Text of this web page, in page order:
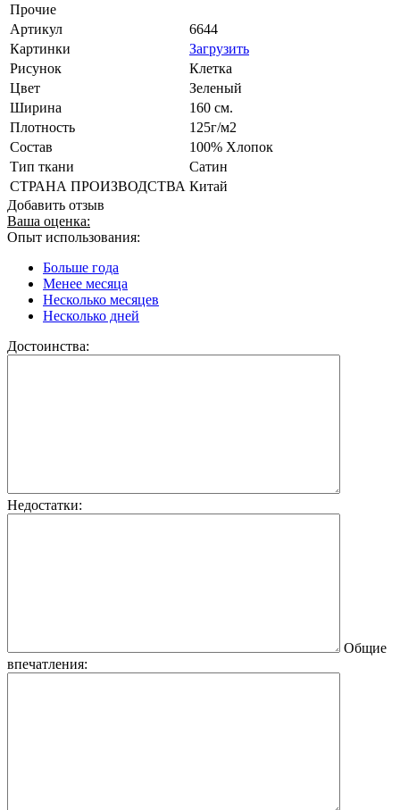
Прочие
Артикул
6644
Картинки
Загрузить
Рисунок
Клетка
Цвет
Зеленый
Ширина
160 см.
Плотность
125г/м2
Состав
100% Хлопок
Тип ткани
Сатин
СТРАНА ПРОИЗВОДСТВА Китай
Добавить отзыв
Ваша оценка:
Опыт использования:
Больше года
Менее месяца
Несколько месяцев
Несколько дней
Достоинства:
Недостатки:
Общие
впечатления: